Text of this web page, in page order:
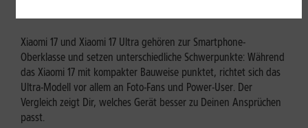
Xiaomi 17 und Xiaomi 17 Ultra gehören zur Smartphone-
Oberklasse und setzen unterschiedliche Schwerpunkte: Während
das Xiaomi 17 mit kompakter Bauweise punktet, richtet sich das
Ultra-Modell vor allem an Foto-Fans und Power-User. Der
Vergleich zeigt Dir, welches Gerät besser zu Deinen Ansprüchen
passt.